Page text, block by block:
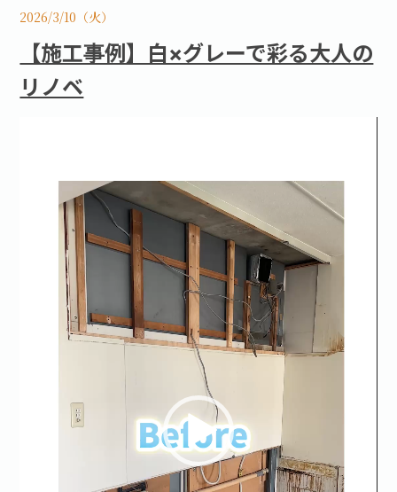
2026/3/10（火）
【施工事例】白×グレーで彩る大人の
リノベ